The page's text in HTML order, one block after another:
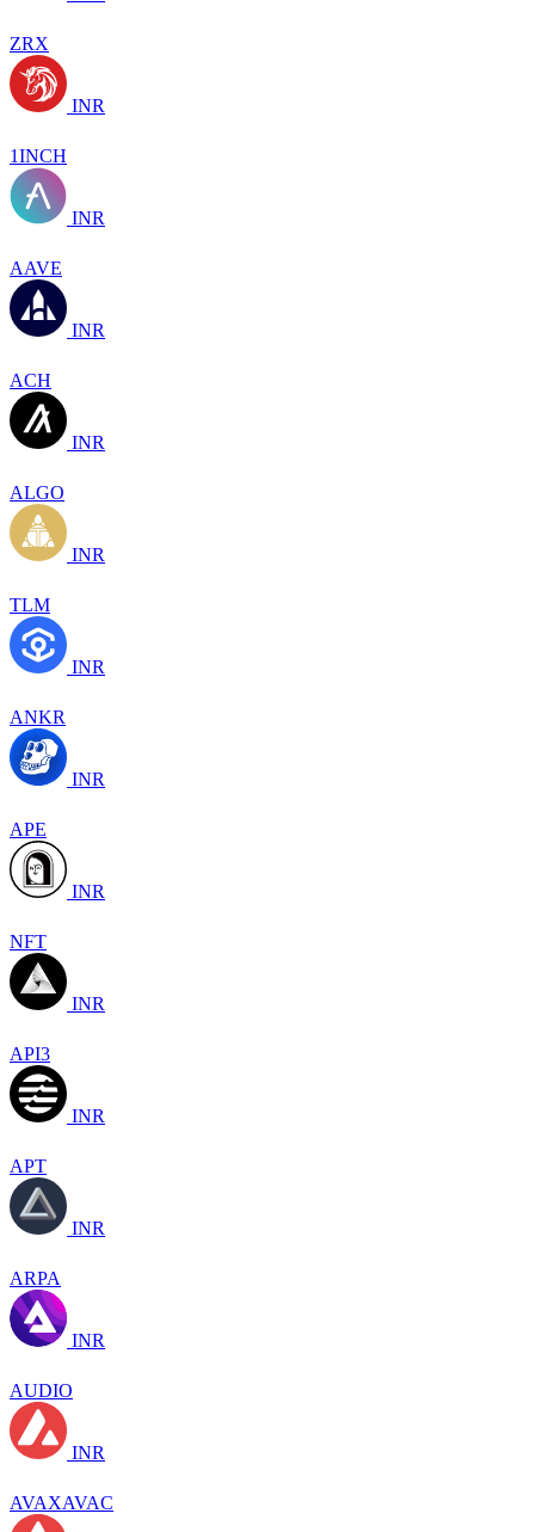
ZRX
INR
1INCH
INR
AAVE
INR
ACH
INR
ALGO
INR
TLM
INR
ANKR
INR
APE
INR
NFT
INR
API3
INR
APT
INR
ARPA
INR
AUDIO
INR
AVAXAVAC